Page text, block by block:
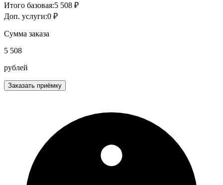
Итого базовая:5 508 ₽
Доп. услуги:0 ₽
Сумма заказа
5 508
рублей
Заказать приёмку